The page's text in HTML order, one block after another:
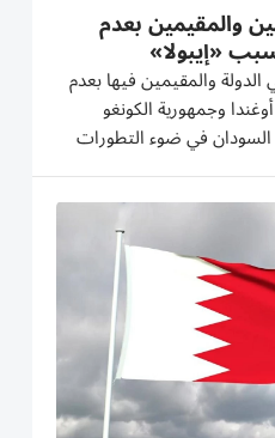
والمقيمين بعدم
«إيبولا»
والمقيمين فيها بعدم
وجمهورية الكونغو
في ضوء التطورات
الصحية المتعلقة بفيروس إيبولا (EVD) التي تشهدها هذه
دولة الإمارات على متابعة